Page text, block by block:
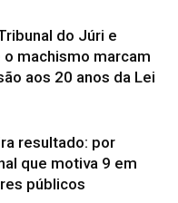
do Júri e
machismo marcam
aos 20 anos da Lei
resultado: por
que motiva 9 em
públicos